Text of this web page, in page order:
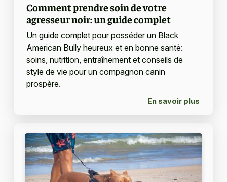
Comment prendre soin de votre
agresseur noir: un guide complet
Un guide complet pour posséder un Black
American Bully heureux et en bonne santé:
soins, nutrition, entraînement et conseils de
style de vie pour un compagnon canin
prospère.
En savoir plus